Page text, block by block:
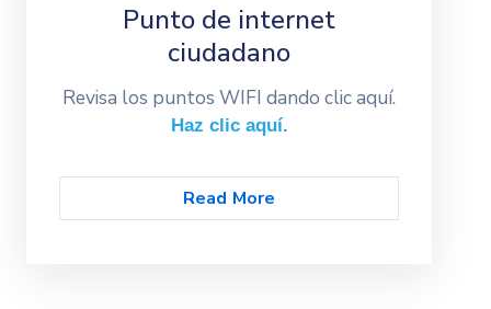
Punto de internet
ciudadano
Revisa los puntos WIFI dando clic aquí.
Haz clic aquí.
Read More